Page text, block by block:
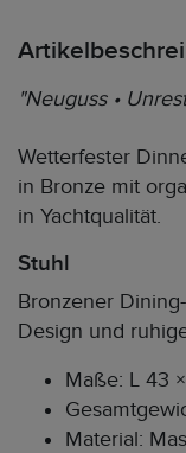
"Neuguss •
Wetterfester
in Bronze mit
in Yachtqualität.
Stuhl
Bronzener
Design und
Maße: L 43
Material: